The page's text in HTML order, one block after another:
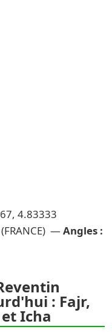
4.83333
— Angles :
: Fajr,
Icha